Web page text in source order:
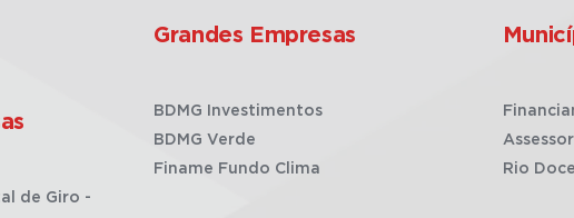
de Giro -
Grandes Empresas
BDMG Investimentos
BDMG Verde
Finame Fundo Clima
Rio Doce